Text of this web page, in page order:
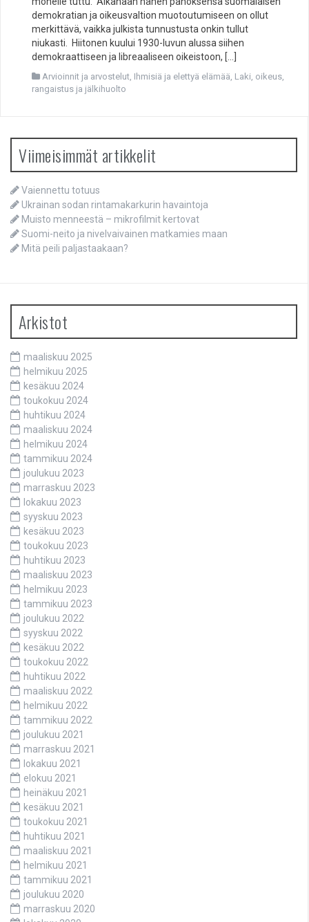
demokratian ja oikeusvaltion muotoutumiseen on ollut
merkittävä, vaikka julkista tunnustusta onkin tullut
niukasti. Hiitonen kuului 1930-luvun alussa siihen
demokraattiseen ja libreaaliseen oikeistoon, […]
Arvioinnit ja arvostelut, Ihmisiä ja elettyä elämää, Laki, oikeus,
rangaistus ja jälkihuolto
Viimeisimmät artikkelit
Vaiennettu totuus
Ukrainan sodan rintamakarkurin havaintoja
Muisto menneestä – mikrofilmit kertovat
Suomi-neito ja nivelvaivainen matkamies maan
Mitä peili paljastaakaan?
Arkistot
maaliskuu 2025
helmikuu 2025
kesäkuu 2024
toukokuu 2024
huhtikuu 2024
maaliskuu 2024
helmikuu 2024
tammikuu 2024
joulukuu 2023
marraskuu 2023
lokakuu 2023
syyskuu 2023
kesäkuu 2023
toukokuu 2023
huhtikuu 2023
maaliskuu 2023
helmikuu 2023
tammikuu 2023
joulukuu 2022
syyskuu 2022
kesäkuu 2022
toukokuu 2022
huhtikuu 2022
maaliskuu 2022
helmikuu 2022
tammikuu 2022
joulukuu 2021
marraskuu 2021
lokakuu 2021
elokuu 2021
heinäkuu 2021
kesäkuu 2021
toukokuu 2021
huhtikuu 2021
maaliskuu 2021
helmikuu 2021
tammikuu 2021
joulukuu 2020
marraskuu 2020